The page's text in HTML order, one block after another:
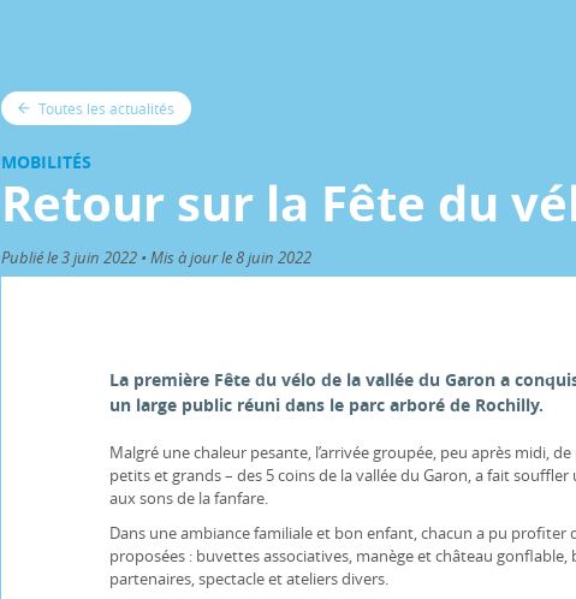
Toutes les actualités
MOBILITÉS
Retour sur la Fête du
Publié le 3 juin 2022 • Mis à jour le 8 juin 2022
La première Fête du vélo de la vallée du Garon a
un large public réuni dans le parc arboré de Rochilly.
Malgré une chaleur pesante, l’arrivée groupée, peu après midi,
petits et grands – des 5 coins de la vallée du Garon, a fait
aux sons de la fanfare.
Dans une ambiance familiale et bon enfant, chacun a pu
proposées : buvettes associatives, manège et château gonflable,
partenaires, spectacle et ateliers divers.